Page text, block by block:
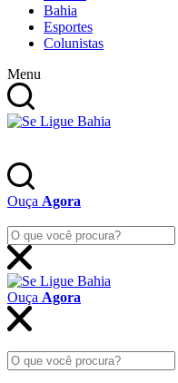
Bahia
Esportes
Colunistas
Menu
Ouça Agora
Ouça Agora